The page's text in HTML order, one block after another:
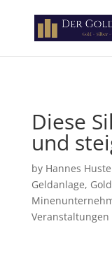
Diese
und
by Hannes
Geldanlage,
Veranstaltungen